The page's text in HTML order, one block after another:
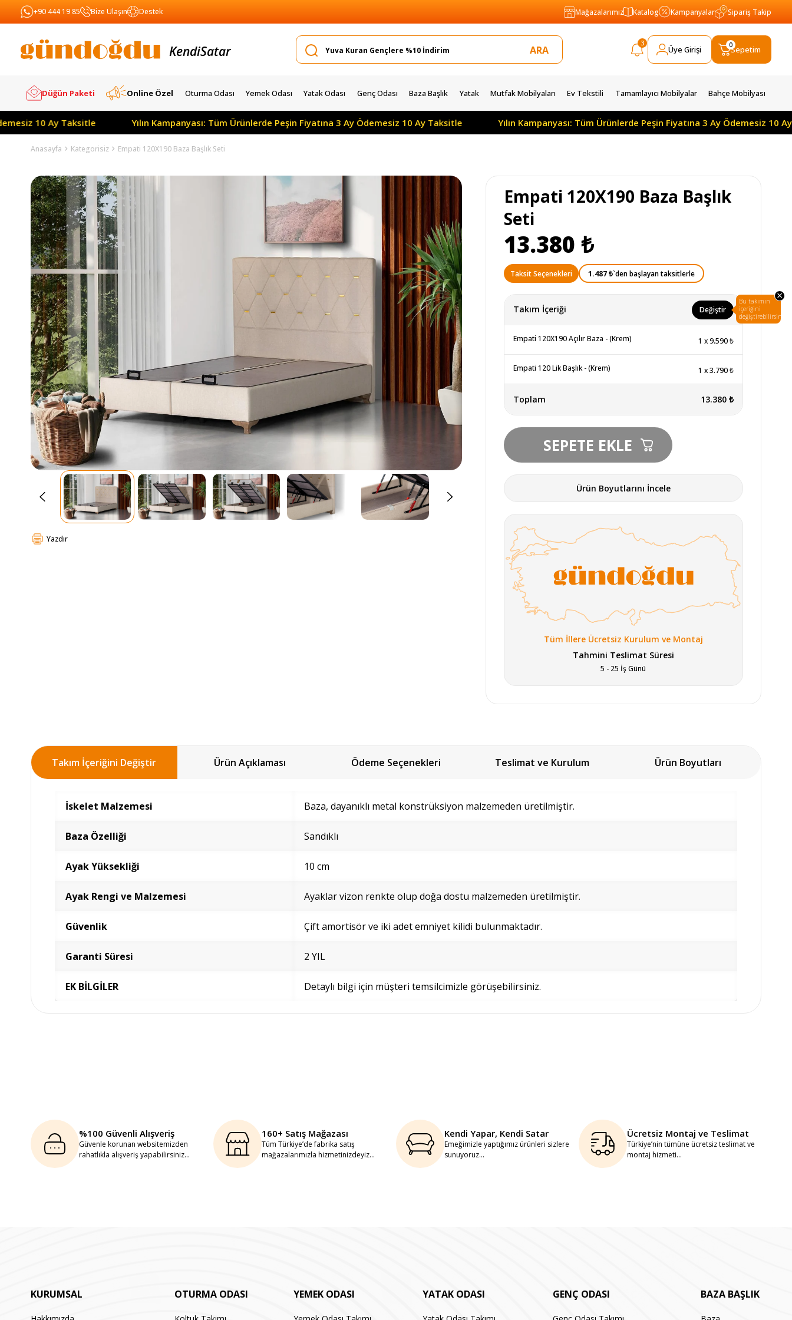
+90 444 19 85 Bize Ulaşın Destek Mağazalarımız Katalog Kampanyalar Sipariş Takip
KendiYapar
3
Üye Girişi Sepetim
0
Düğün Paketi Online Özel Oturma Odası Yemek Odası Yatak Odası Genç Odası Baza Başlık Yatak Mutfak Mobilyaları Ev Tekstili Tamamlayıcı Mobilyalar Bahçe Mobilyası
Ay Taksitle Yılın Kampanyası: Tüm Ürünlerde Peşin Fiyatına 3 Ay Ödemesiz 10 Ay Taksitle Yılın Kampanyası: Tüm Ürünlerde Peşin Fiyatına 3 Ay Ödemesiz 10 Ay
Anasayfa Kategorisiz Empati 120X190 Baza Başlık Seti
Yazdır
Empati 120X190 Baza Başlık
Seti
13.380 ₺
Taksit Seçenekleri 1.487 ₺`den başlayan taksitlerle
Takım İçeriği Değiştir
×
Bu takımın
içeriğini
değiştirebilirsin.
Empati 120X190 Açılır Baza - (Krem) 1 x9.590 ₺
Empati 120 Lik Başlık - (Krem) 1 x3.790 ₺
Toplam 13.380 ₺
Ürün Boyutlarını İncele
Tüm İllere Ücretsiz Kurulum ve Montaj
Tahmini Teslimat Süresi
5 - 25 İş Günü
Takım İçeriğini Değiştir Ürün Açıklaması Ödeme Seçenekleri Teslimat ve Kurulum Ürün Boyutları
İskelet Malzemesi Baza, dayanıklı metal konstrüksiyon malzemeden üretilmiştir.
Baza Özelliği Sandıklı
Ayak Yüksekliği 10 cm
Ayak Rengi ve Malzemesi Ayaklar vizon renkte olup doğa dostu malzemeden üretilmiştir.
Güvenlik Çift amortisör ve iki adet emniyet kilidi bulunmaktadır.
Garanti Süresi 2 YIL
EK BİLGİLER Detaylı bilgi için müşteri temsilcimizle görüşebilirsiniz.
%100 Güvenli Alışveriş
Güvenle korunan websitemizden
rahatlıkla alışveriş yapabilirsiniz...
160+ Satış Mağazası
Tüm Türkiye’de fabrika satış
mağazalarımızla hizmetinizdeyiz...
Kendi Yapar, Kendi Satar
Emeğimizle yaptığımız ürünleri sizlere
sunuyoruz...
Ücretsiz Montaj ve Teslimat
Türkiye’nin tümüne ücretsiz teslimat ve
montaj hizmeti...
KURUMSAL OTURMA ODASI YEMEK ODASI YATAK ODASI GENÇ ODASI BAZA BAŞLIK